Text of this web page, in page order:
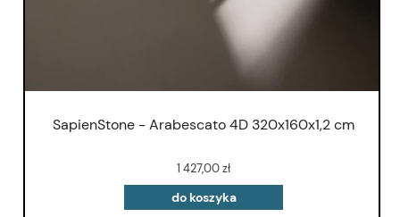
SapienStone - Arabescato 4D 320x160x1,2 cm
1 427,00 zł
do koszyka